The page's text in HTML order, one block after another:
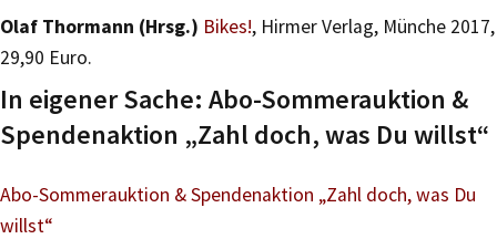
Olaf Thormann (Hrsg.) Bikes!, Hirmer Verlag, Münche 2017,
29,90 Euro.
In eigener Sache: Abo-Sommerauktion &
Spendenaktion „Zahl doch, was Du willst“
Abo-Sommerauktion & Spendenaktion „Zahl doch, was Du
willst“